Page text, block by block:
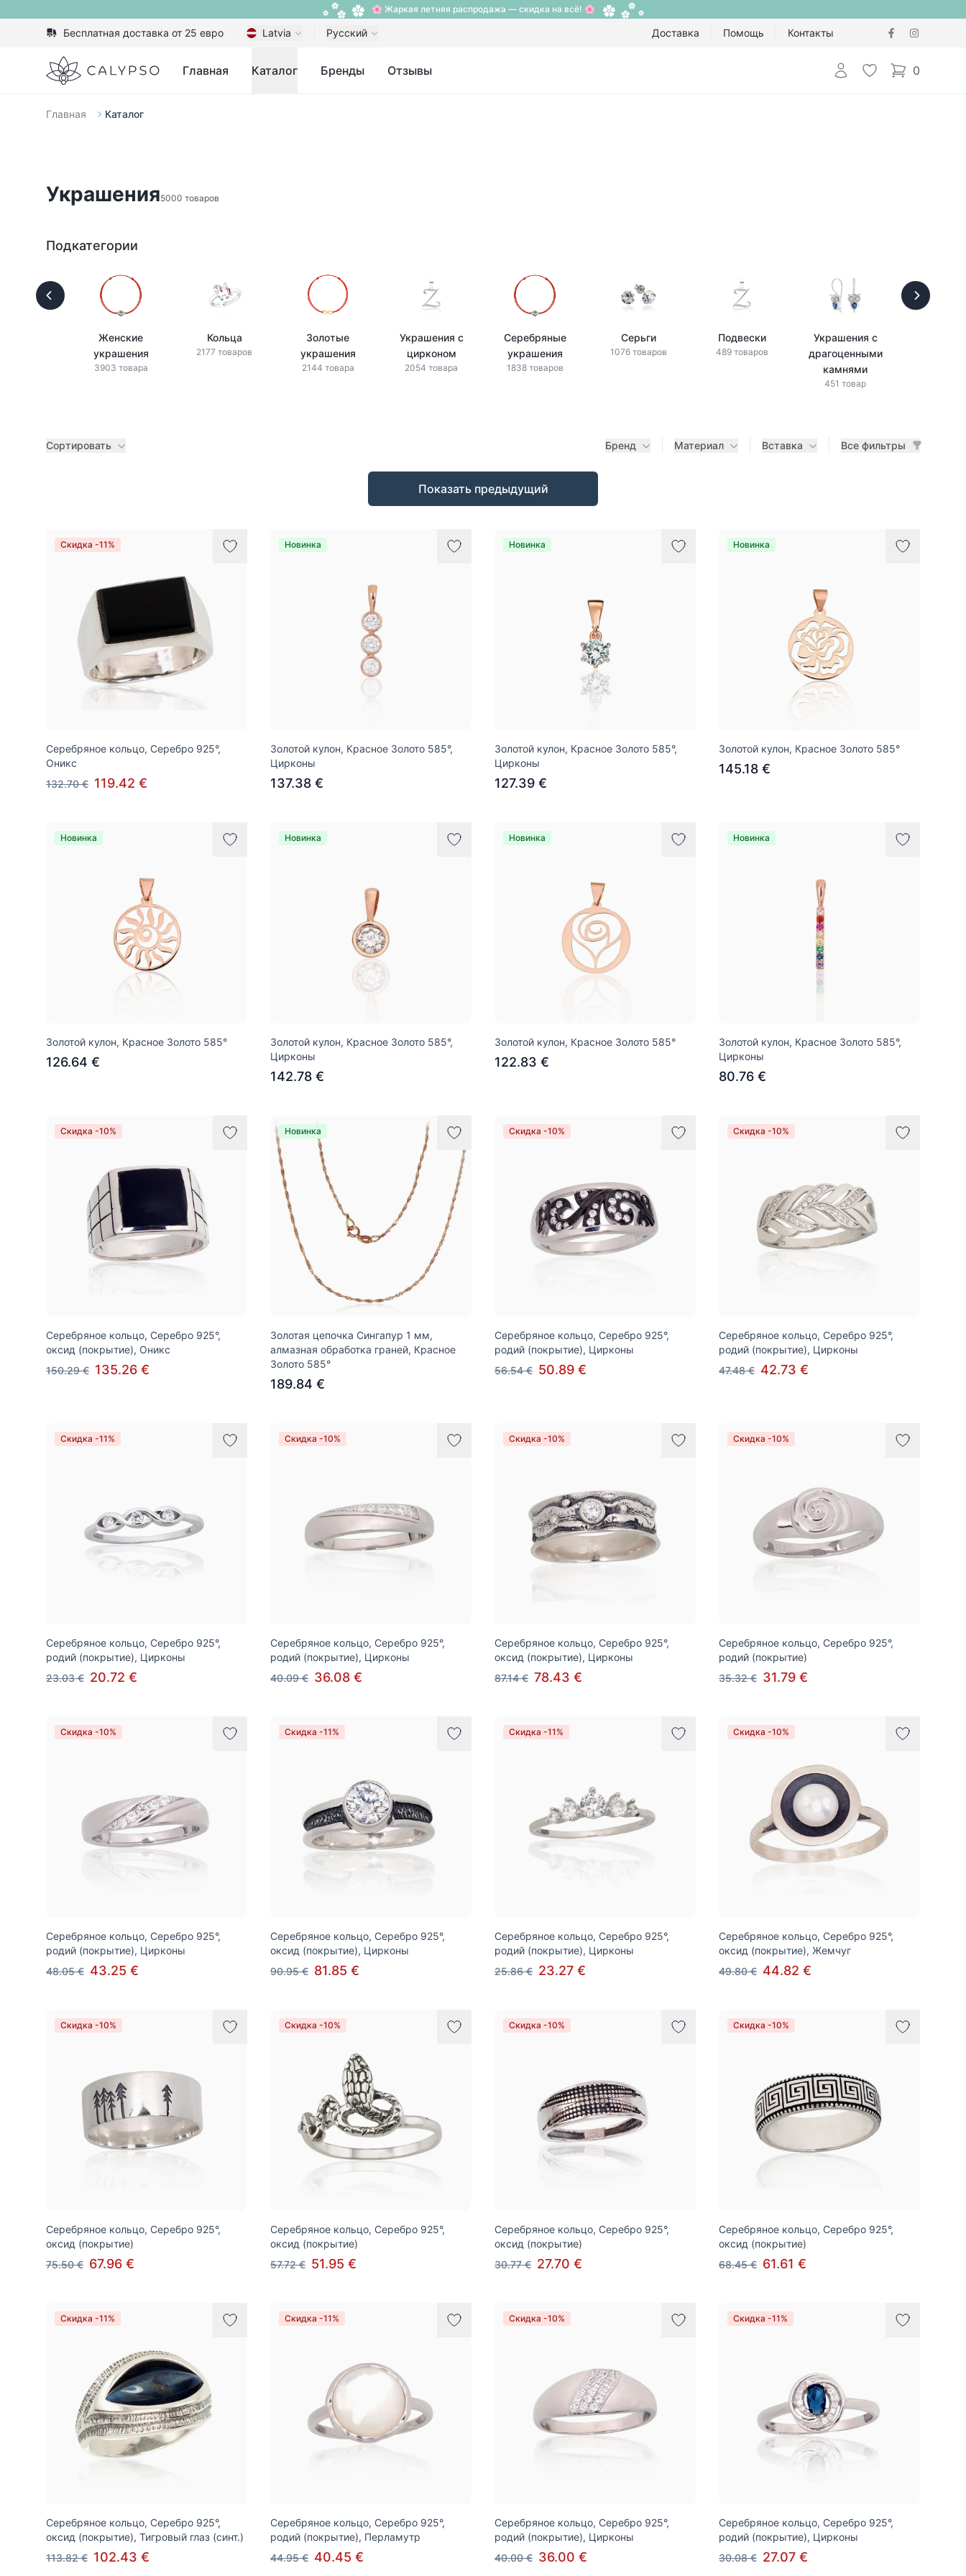
🌸 Жаркая летняя распродажа — скидка на всё! 🌸
Бесплатная доставка от 25 евро Latvia Русский Доставка Помощь Контакты
Calypso Главная Каталог Бренды Отзывы Авторизоваться
Избранное
0
items in cart,
Главная Каталог
Украшения5000 товаров
Подкатегории
Женские
украшения
3903 товара
Кольца
2177 товаров
Золотые
украшения
2144 товара
Украшения с
цирконом
2054 товара
Серебряные
украшения
1838 товаров
Серьги
1076 товаров
Подвески
489 товаров
Украшения с
драгоценными
камнями
451 товар
Сортировать Бренд Материал Вставка Все фильтры
Показать предыдущий
Скидка -11%
Серебряное кольцо, Серебро 925°,
Оникс
132.70 € 119.42 €
Новинка
Золотой кулон, Красное Золото 585°,
Цирконы
137.38 €
Новинка
Золотой кулон, Красное Золото 585°,
Цирконы
127.39 €
Новинка
Золотой кулон, Красное Золото 585°
145.18 €
Новинка
Золотой кулон, Красное Золото 585°
126.64 €
Новинка
Золотой кулон, Красное Золото 585°,
Цирконы
142.78 €
Новинка
Золотой кулон, Красное Золото 585°
122.83 €
Новинка
Золотой кулон, Красное Золото 585°,
Цирконы
80.76 €
Скидка -10%
Серебряное кольцо, Серебро 925°,
оксид (покрытие), Оникс
150.29 € 135.26 €
Новинка
Золотая цепочка Сингапур 1 мм,
алмазная обработка граней, Красное
Золото 585°
189.84 €
Скидка -10%
Серебряное кольцо, Серебро 925°,
родий (покрытие), Цирконы
56.54 € 50.89 €
Скидка -10%
Серебряное кольцо, Серебро 925°,
родий (покрытие), Цирконы
47.48 € 42.73 €
Скидка -11%
Серебряное кольцо, Серебро 925°,
родий (покрытие), Цирконы
23.03 € 20.72 €
Скидка -10%
Серебряное кольцо, Серебро 925°,
родий (покрытие), Цирконы
40.09 € 36.08 €
Скидка -10%
Серебряное кольцо, Серебро 925°,
оксид (покрытие), Цирконы
87.14 € 78.43 €
Скидка -10%
Серебряное кольцо, Серебро 925°,
родий (покрытие)
35.32 € 31.79 €
Скидка -10%
Серебряное кольцо, Серебро 925°,
родий (покрытие), Цирконы
48.05 € 43.25 €
Скидка -11%
Серебряное кольцо, Серебро 925°,
оксид (покрытие), Цирконы
90.95 € 81.85 €
Скидка -11%
Серебряное кольцо, Серебро 925°,
родий (покрытие), Цирконы
25.86 € 23.27 €
Скидка -10%
Серебряное кольцо, Серебро 925°,
оксид (покрытие), Жемчуг
49.80 € 44.82 €
Скидка -10%
Серебряное кольцо, Серебро 925°,
оксид (покрытие)
75.50 € 67.96 €
Скидка -10%
Серебряное кольцо, Серебро 925°,
оксид (покрытие)
57.72 € 51.95 €
Скидка -10%
Серебряное кольцо, Серебро 925°,
оксид (покрытие)
30.77 € 27.70 €
Скидка -10%
Серебряное кольцо, Серебро 925°,
оксид (покрытие)
68.45 € 61.61 €
Скидка -11%
Серебряное кольцо, Серебро 925°,
оксид (покрытие), Тигровый глаз (синт.)
113.82 € 102.43 €
Скидка -11%
Серебряное кольцо, Серебро 925°,
родий (покрытие), Перламутр
44.95 € 40.45 €
Скидка -10%
Серебряное кольцо, Серебро 925°,
родий (покрытие), Цирконы
40.00 € 36.00 €
Скидка -11%
Серебряное кольцо, Серебро 925°,
родий (покрытие), Цирконы
30.08 € 27.07 €